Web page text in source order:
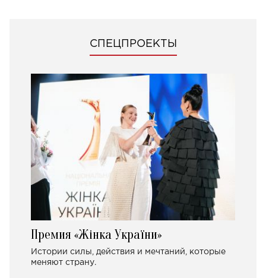
СПЕЦПРОЕКТЫ
Премия «Жінка України»
Истории силы, действия и мечтаний, которые
меняют страну.